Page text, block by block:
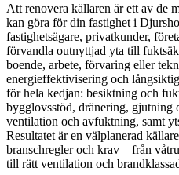
Att renovera källaren är ett av de
kan göra för din fastighet i
fastighetsägare, privatkunder,
förvandla outnyttjad yta till
boende, arbete, förvaring eller
energieffektivisering och
för hela kedjan: besiktning och
bygglovsstöd, dränering,
ventilation och avfuktning, samt
Resultatet är en välplanerad
branschregler och krav – från
till rätt ventilation och